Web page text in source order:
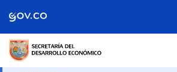
de Gobierno